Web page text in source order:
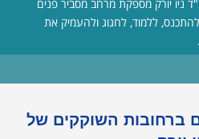
ניו יורק מספקת מרחב מסביר פנים
ללמוד, לחגוג ולהעמיק את
ברחובות השוקקים של